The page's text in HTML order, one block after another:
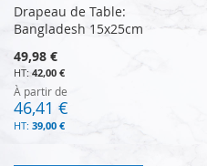
Drapeau de Table:
Bangladesh 15x25cm
49,98 €
42,00 €
À partir de
46,41 €
39,00 €